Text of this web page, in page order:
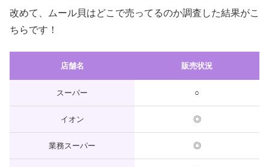
改めて、ムール貝はどこで売ってるのか調査した結果がこ
ちらです！
店舗名 販売状況
スーパー ○
イオン ◎
業務スーパー ◎